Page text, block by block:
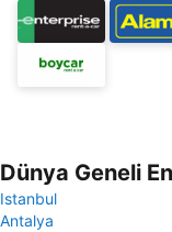
Dünya Geneli
Istanbul
Antalya